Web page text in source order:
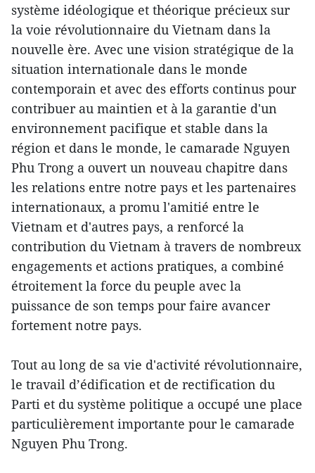
système idéologique et théorique précieux sur
la voie révolutionnaire du Vietnam dans la
nouvelle ère. Avec une vision stratégique de la
situation internationale dans le monde
contemporain et avec des efforts continus pour
contribuer au maintien et à la garantie d'un
environnement pacifique et stable dans la
région et dans le monde, le camarade Nguyen
Phu Trong a ouvert un nouveau chapitre dans
les relations entre notre pays et les partenaires
internationaux, a promu l'amitié entre le
Vietnam et d'autres pays, a renforcé la
contribution du Vietnam à travers de nombreux
engagements et actions pratiques, a combiné
étroitement la force du peuple avec la
puissance de son temps pour faire avancer
fortement notre pays.
Tout au long de sa vie d'activité révolutionnaire,
le travail d’édification et de rectification du
Parti et du système politique a occupé une place
particulièrement importante pour le camarade
Nguyen Phu Trong.